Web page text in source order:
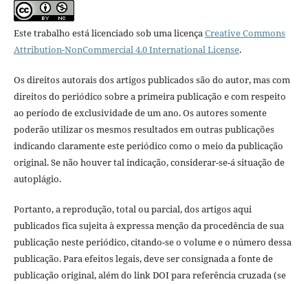
Este trabalho está licenciado sob uma licençaCreative Commons
Attribution-NonCommercial 4.0 International License.
Os direitos autorais dos artigos publicados são do autor, mas com
direitos do periódico sobre a primeira publicação e com respeito
ao período de exclusividade de um ano. Os autores somente
poderão utilizar os mesmos resultados em outras publicações
indicando claramente este periódico como o meio da publicação
original. Se não houver tal indicação, considerar-se-á situação de
autoplágio.
Portanto, a reprodução, total ou parcial, dos artigos aqui
publicados fica sujeita à expressa menção da procedência de sua
publicação neste periódico, citando-se o volume e o número dessa
publicação. Para efeitos legais, deve ser consignada a fonte de
publicação original, além do link DOI para referência cruzada (se